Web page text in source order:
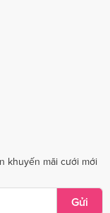
khuyến mãi cưới mới
Gửi